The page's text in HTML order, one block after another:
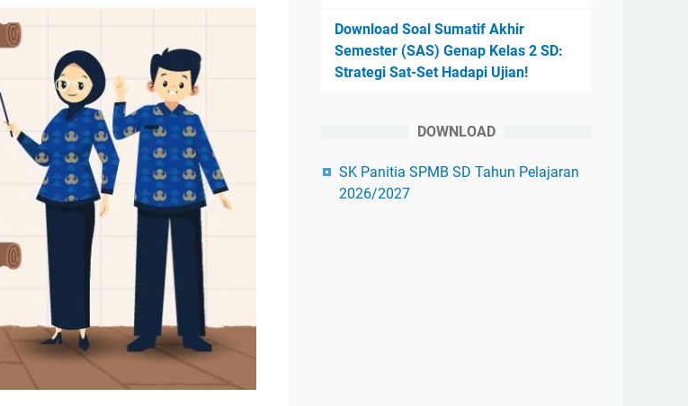
Download Soal Sumatif Akhir
Semester (SAS) Genap Kelas 2 SD:
Strategi Sat-Set Hadapi Ujian!
DOWNLOAD
SK Panitia SPMB SD Tahun Pelajaran
2026/2027